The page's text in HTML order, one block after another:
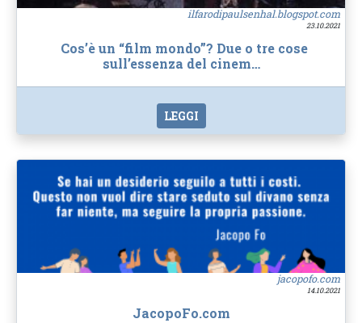
ilfarodipaulsenhal.blogspot.com
23.10.2021
Cos’è un “film mondo”? Due o tre cose
sull’essenza del cinem…
LEGGI
jacopofo.com
14.10.2021
JacopoFo.com